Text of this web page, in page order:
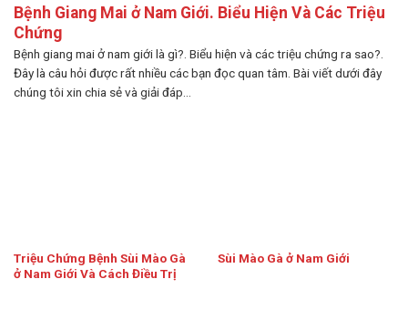
Bệnh Giang Mai ở Nam Giới. Biểu Hiện Và Các Triệu
Chứng
Bệnh giang mai ở nam giới là gì?. Biểu hiện và các triệu chứng ra sao?.
Đây là câu hỏi được rất nhiều các bạn đọc quan tâm. Bài viết dưới đây
chúng tôi xin chia sẻ và giải đáp...
Triệu Chứng Bệnh Sùi Mào Gà
ở Nam Giới Và Cách Điều Trị
Sùi Mào Gà ở Nam Giới